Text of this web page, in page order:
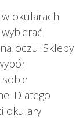
okularach
oczu. Sklepy
Dlatego
okulary